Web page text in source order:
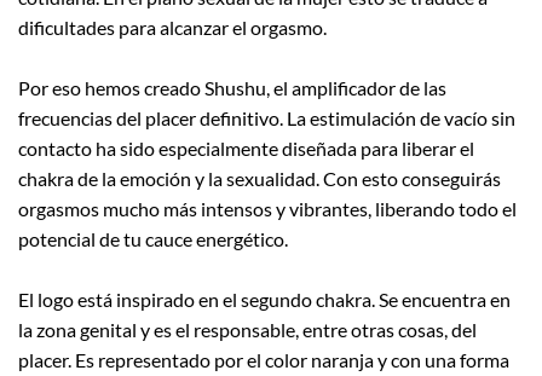
dificultades para alcanzar el orgasmo.
Por eso hemos creado Shushu, el amplificador de las
frecuencias del placer definitivo. La estimulación de vacío sin
contacto ha sido especialmente diseñada para liberar el
chakra de la emoción y la sexualidad. Con esto conseguirás
orgasmos mucho más intensos y vibrantes, liberando todo el
potencial de tu cauce energético.
El logo está inspirado en el segundo chakra. Se encuentra en
la zona genital y es el responsable, entre otras cosas, del
placer. Es representado por el color naranja y con una forma